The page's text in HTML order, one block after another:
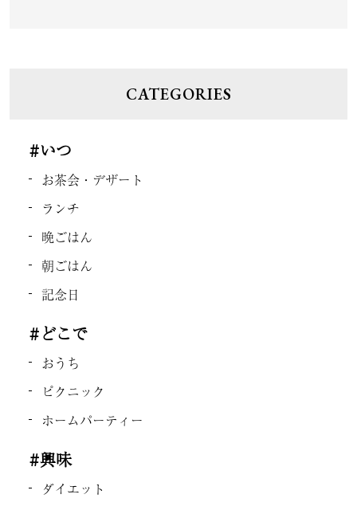
CATEGORIES
#いつ
お茶会・デザート
ランチ
晩ごはん
朝ごはん
記念日
#どこで
おうち
ピクニック
ホームパーティー
#興味
ダイエット